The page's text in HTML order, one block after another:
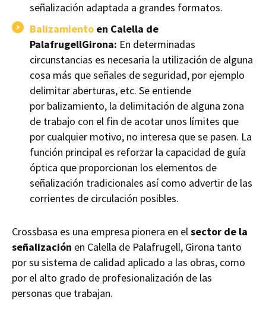
señalización adaptada a grandes formatos.
Balizamiento en Calella de
PalafrugellGirona: En determinadas
circunstancias es necesaria la utilización de alguna
cosa más que señales de seguridad, por ejemplo
delimitar aberturas, etc. Se entiende
por balizamiento, la delimitación de alguna zona
de trabajo con el fin de acotar unos límites que
por cualquier motivo, no interesa que se pasen. La
función principal es reforzar la capacidad de guía
óptica que proporcionan los elementos de
señalización tradicionales así como advertir de las
corrientes de circulación posibles.
Crossbasa es una empresa pionera en elsector de la
señalización en Calella de Palafrugell, Girona tanto
por su sistema de calidad aplicado a las obras, como
por el alto grado de profesionalización de las
personas que trabajan.